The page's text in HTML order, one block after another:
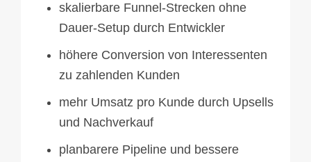
skalierbare Funnel-Strecken ohne
Dauer-Setup durch Entwickler
höhere Conversion von Interessenten
zu zahlenden Kunden
mehr Umsatz pro Kunde durch Upsells
und Nachverkauf
planbarere Pipeline und bessere